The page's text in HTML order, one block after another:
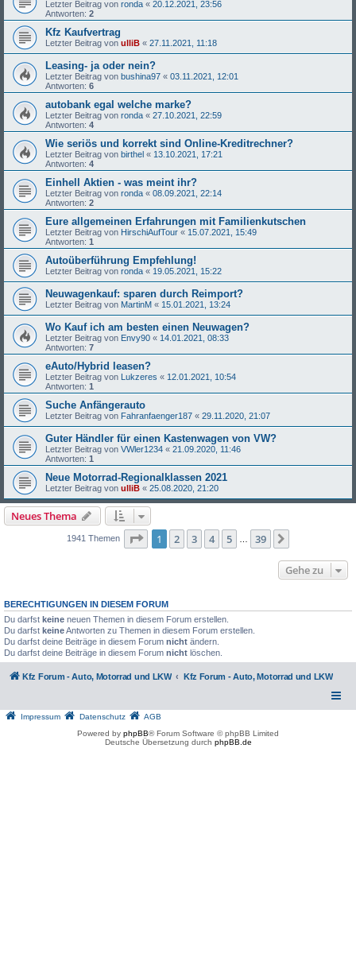
Letzter Beitrag von ronda « 20.12.2021, 23:56
Antworten: 2
Kfz Kaufvertrag
Letzter Beitrag von ulliB « 27.11.2021, 11:18
Leasing- ja oder nein?
Letzter Beitrag von bushina97 « 03.11.2021, 12:01
Antworten: 6
autobank egal welche marke?
Letzter Beitrag von ronda « 27.10.2021, 22:59
Antworten: 4
Wie seriös und korrekt sind Online-Kreditrechner?
Letzter Beitrag von birthel « 13.10.2021, 17:21
Antworten: 4
Einhell Aktien - was meint ihr?
Letzter Beitrag von ronda « 08.09.2021, 22:14
Antworten: 2
Eure allgemeinen Erfahrungen mit Familienkutschen
Letzter Beitrag von HirschiAufTour « 15.07.2021, 15:49
Antworten: 1
Autoüberführung Empfehlung!
Letzter Beitrag von ronda « 19.05.2021, 15:22
Neuwagenkauf: sparen durch Reimport?
Letzter Beitrag von MartinM « 15.01.2021, 13:24
Wo Kauf ich am besten einen Neuwagen?
Letzter Beitrag von Envy90 « 14.01.2021, 08:33
Antworten: 7
eAuto/Hybrid leasen?
Letzter Beitrag von Lukzeres « 12.01.2021, 10:54
Antworten: 1
Suche Anfängerauto
Letzter Beitrag von Fahranfaenger187 « 29.11.2020, 21:07
Guter Händler für einen Kastenwagen von VW?
Letzter Beitrag von VWler1234 « 21.09.2020, 11:46
Antworten: 1
Neue Motorrad-Regionalklassen 2021
Letzter Beitrag von ulliB « 25.08.2020, 21:20
Neues Thema
1941 Themen Seite 1von 39
1 2 3 4 5 39
Gehe zu
BERECHTIGUNGEN IN DIESEM FORUM
Du darfst keine neuen Themen in diesem Forum erstellen.
Du darfst keineAntworten zu Themen in diesem Forum erstellen.
Du darfst deine Beiträge in diesem Forum nicht ändern.
Du darfst deine Beiträge in diesem Forum nicht löschen.
Kfz Forum - Auto, Motorrad und LKW Kfz Forum - Auto, Motorrad und LKW
Impressum Datenschutz
AGB
Powered by phpBB® Forum Software © phpBB Limited
Deutsche Übersetzung durch phpBB.de